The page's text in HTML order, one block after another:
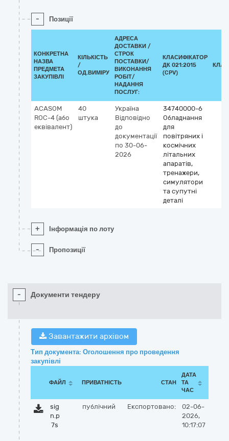
- Позиції
КОНКРЕТНА
НАЗВА
ПРЕДМЕТА
ЗАКУПІВЛІ
КІЛЬКІСТЬ
/
ОД.ВИМІРУ
АДРЕСА
ДОСТАВКИ /
СТРОК
ПОСТАВКИ/
ВИКОНАННЯ
РОБІТ/
НАДАННЯ
ПОСЛУГ:
КЛАСИФІКАТОР
ДК 021:2015
(CPV)
ACASOM
ROC-4 (або
еквівалент)
40
штука
Україна
Відповідно
до
документації
по 30-06-
2026
34740000-6
Обладнання
для
повітряних і
космічних
літальних
апаратів,
тренажери,
симулятори
та супутні
деталі
+ Інформація по лоту
- Пропозиції
- Документи тендеру
Завантажити архівом
Тип документа: Оголошення про проведення
закупівлі
ФАЙЛ ПРИВАТНІСТЬ СТАН
ДАТА
ТА
ЧАС
sig
n.p
7s
публічний Експортовано:
02-06-
2026,
10:17:07